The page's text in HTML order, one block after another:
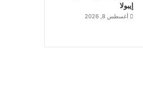
إيبولا
أغسطس 8, 2026